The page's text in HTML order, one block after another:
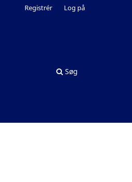
Søg
Registrér Log på